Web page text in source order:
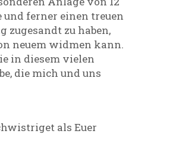
und ferner einen treuen
zugesandt zu haben,
neuem widmen kann.
in diesem vielen
die mich und uns
als Euer